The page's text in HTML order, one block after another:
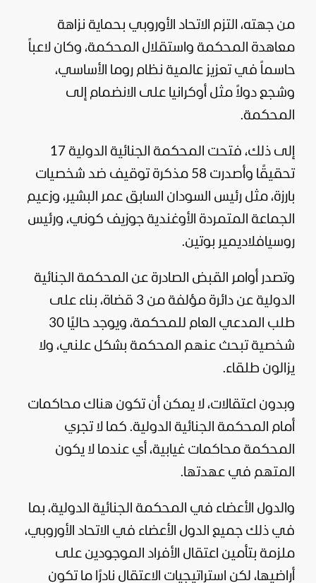
من جهته، التزم الاتحاد الأوروبي بحماية نزاهة
معاهدة المحكمة واستقلال المحكمة، وكان لاعباً
حاسماً في تعزيز عالمية نظام روما الأساسي،
وشجع دولاً مثل أوكرانيا على الانضمام إلى
المحكمة.
إلى ذلك، فتحت المحكمة الجنائية الدولية 17
تحقيقًا وأصدرت 58 مذكرة توقيف ضد شخصيات
بارزة، مثل رئيس السودان السابق عمر البشير، وزعيم
الجماعة المتمردة الأوغندية جوزيف كوني، ورئيس
روسيافلاديمير بوتين.
وتصدر أوامر القبض الصادرة عن المحكمة الجنائية
الدولية عن دائرة مؤلفة من 3 قضاة، بناء على
طلب المدعي العام للمحكمة، ويوجد حاليًا 30
شخصية تبحث عنهم المحكمة بشكل علني، ولا
يزالون طلقاء.
وبدون اعتقالات، لا يمكن أن تكون هناك محاكمات
أمام المحكمة الجنائية الدولية. كما لا تجري
المحكمة محاكمات غيابية، أي عندما لا يكون
المتهم في عهدتها.
والدول الأعضاء في المحكمة الجنائية الدولية، بما
في ذلك جميع الدول الأعضاء في الاتحاد الأوروبي،
ملزمة بتأمين اعتقال الأفراد الموجودين على
أراضيها، لكن استراتيجيات الاعتقال نادرًا ما تكون